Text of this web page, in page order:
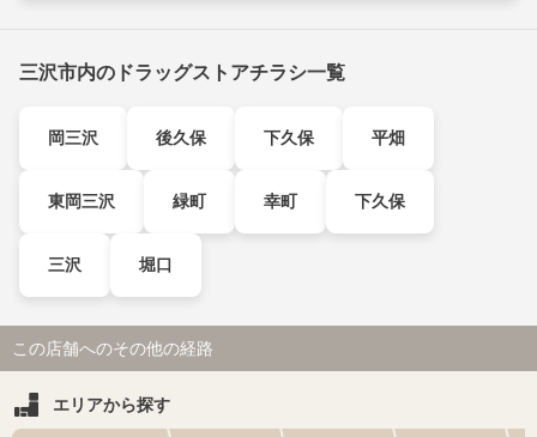
三沢市内のドラッグストアチラシ一覧
岡三沢 後久保 下久保 平畑
東岡三沢 緑町 幸町 下久保
三沢 堀口
この店舗へのその他の経路
エリアから探す